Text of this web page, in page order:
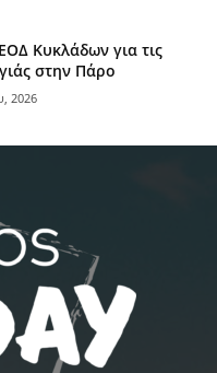
Κυκλάδων για τις
στην Πάρο
2026